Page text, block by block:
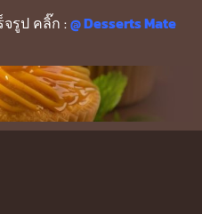
รูป คลิ๊ก :@ Desserts Mate